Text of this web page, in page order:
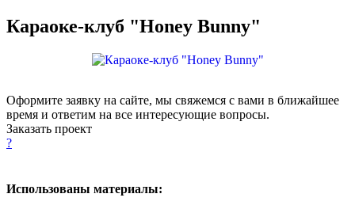
Караоке-клуб "Honey Bunny"
Оформите заявку на сайте, мы свяжемся с вами в ближайшее
время и ответим на все интересующие вопросы.
Заказать проект
?
Использованы материалы: